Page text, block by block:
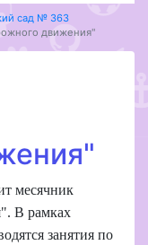
сад № 363
движения"
месячник
В рамках
занятия по